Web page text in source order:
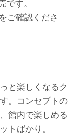
です。
ご確認くださ
と楽しくなるク
。コンセプトの
館内で楽しめる
トばかり。